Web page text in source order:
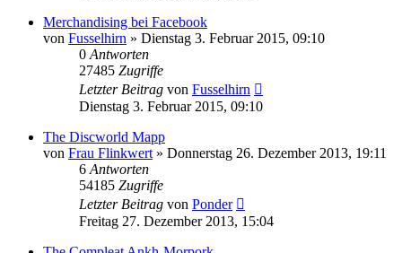
Merchandising bei Facebook
von Fusselhirn » Dienstag 3. Februar 2015, 09:10
0 Antworten
27485 Zugriffe
Letzter Beitrag von Fusselhirn
Dienstag 3. Februar 2015, 09:10
The Discworld Mapp
von Frau Flinkwert » Donnerstag 26. Dezember 2013, 19:11
6 Antworten
54185 Zugriffe
Letzter Beitrag von Ponder
Freitag 27. Dezember 2013, 15:04